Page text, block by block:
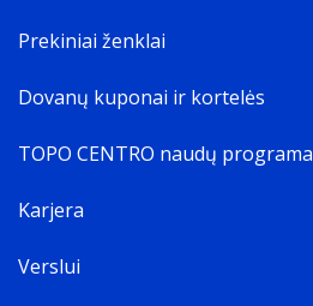
Prekiniai ženklai
Dovanų kuponai ir kortelės
TOPO CENTRO naudų programa
Karjera
Verslui